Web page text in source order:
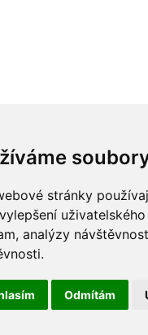
stránky
analýzy
Odmítám